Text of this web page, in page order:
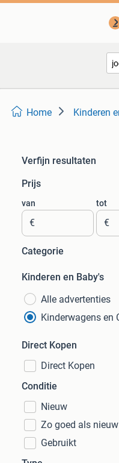
Home Kinderen
Verfijn resultaten
Prijs
van
€
tot
€
Categorie
Kinderen en Baby's
Alle advertenties
Kinderwagens en
Direct Kopen
Direct Kopen
Conditie
Nieuw
Zo goed als nieuw
Gebruikt